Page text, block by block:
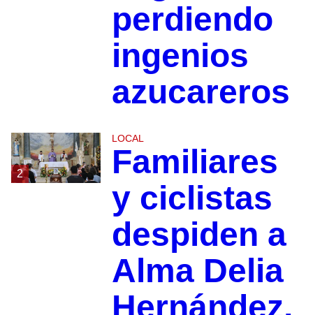
perdiendo
ingenios
azucareros
2
LOCAL
Familiares
y ciclistas
despiden a
Alma Delia
Hernández,